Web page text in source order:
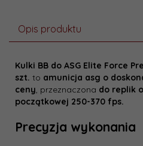
Opis produktu
Kulki BB do ASG Elite Force
szt. to amunicja asg o
ceny, przeznaczona do replik
początkowej 250-370 fps.
Precyzja wykonania